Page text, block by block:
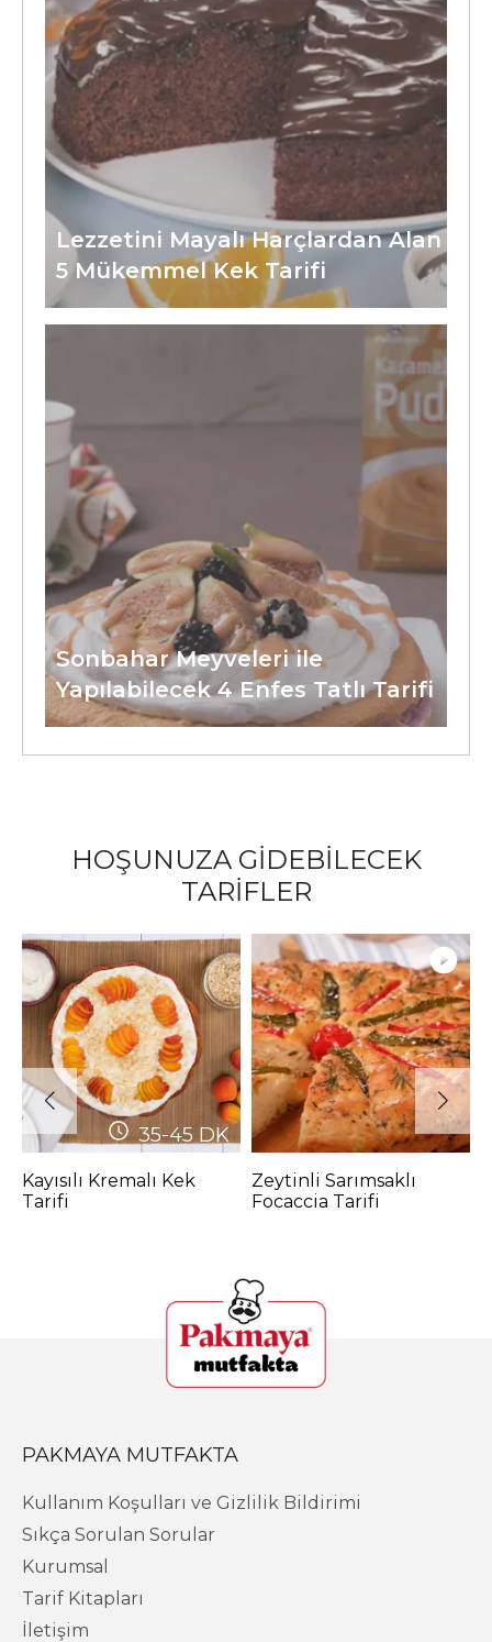
Lezzetini Mayalı Harçlardan Alan
5 Mükemmel Kek Tarifi
Sonbahar Meyveleri ile
Yapılabilecek 4 Enfes Tatlı Tarifi
HOŞUNUZA GİDEBİLECEK
TARİFLER
35-45DK
Kayısılı Kremalı Kek
Tarifi
Zeytinli Sarımsaklı
Focaccia Tarifi
PAKMAYA MUTFAKTA
Kullanım Koşulları ve Gizlilik Bildirimi
Sıkça Sorulan Sorular
Kurumsal
Tarif Kitapları
İletişim